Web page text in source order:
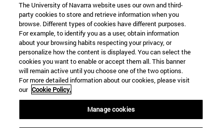
The University of Navarra website uses our own and third-
party cookies to store and retrieve information when you
browse. Different types of cookies have different purposes.
For example, to identify you as a user, obtain information
about your browsing habits respecting your privacy, or
personalize how the content is displayed. You can select the
cookies you want to enable or accept them all. This banner
will remain active until you choose one of the two options.
For more detailed information about our cookies, please visit
our Cookie Policy.
Manage cookies